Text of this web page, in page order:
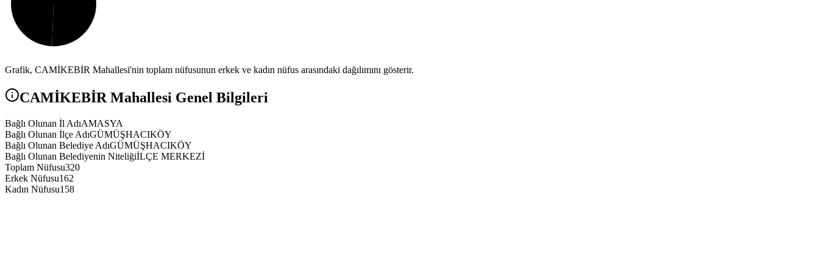
Grafik, CAMİKEBİR Mahallesi'nin toplam nüfusunun erkek ve kadın nüfus arasındaki dağılımını gösterir.
CAMİKEBİR Mahallesi Genel Bilgileri
Bağlı Olunan İl AdıAMASYA
Bağlı Olunan İlçe AdıGÜMÜŞHACIKÖY
Bağlı Olunan Belediye AdıGÜMÜŞHACIKÖY
Bağlı Olunan Belediyenin NiteliğiİLÇE MERKEZİ
Toplam Nüfusu320
Erkek Nüfusu162
Kadın Nüfusu158